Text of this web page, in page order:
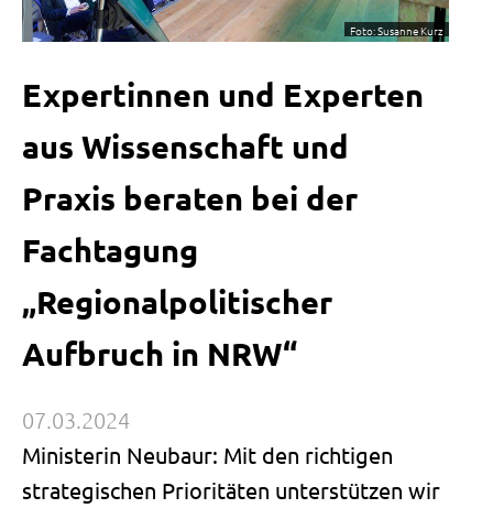
Foto: Susanne Kurz
Expertinnen und Experten
aus Wissenschaft und
Praxis beraten bei der
Fachtagung
„Regionalpolitischer
Aufbruch in NRW“
07.03.2024
Ministerin Neubaur: Mit den richtigen
strategischen Prioritäten unterstützen wir